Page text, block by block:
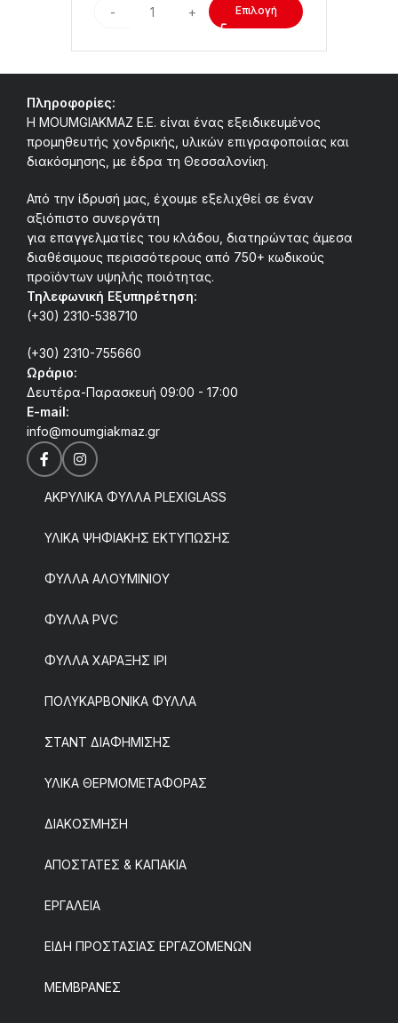
Επιλογή
Πληροφορίες:
Η MOUMGIAKMAZ E.E. είναι ένας εξειδικευμένος
προμηθευτής χονδρικής, υλικών επιγραφοποιίας και
διακόσμησης, με έδρα τη Θεσσαλονίκη.
Από την ίδρυσή μας, έχουμε εξελιχθεί σε έναν
αξιόπιστο συνεργάτη
για επαγγελματίες του κλάδου, διατηρώντας άμεσα
διαθέσιμους περισσότερους από 750+ κωδικούς
προϊόντων υψηλής ποιότητας.
Τηλεφωνική Εξυπηρέτηση:
(+30) 2310-538710
(+30) 2310-755660
Ωράριο:
Δευτέρα-Παρασκευή 09:00 - 17:00
E-mail:
info@moumgiakmaz.gr
ΑΚΡΥΛΙΚΑ ΦΥΛΛΑ PLEXIGLASS
ΥΛΙΚΑ ΨΗΦΙΑΚΗΣ ΕΚΤΥΠΩΣΗΣ
ΦΥΛΛΑ ΑΛΟΥΜΙΝΙΟΥ
ΦΥΛΛΑ PVC
ΦΥΛΛΑ ΧΑΡΑΞΗΣ IPI
ΠΟΛΥΚΑΡΒΟΝΙΚΑ ΦΥΛΛΑ
ΣΤΑΝΤ ΔΙΑΦΗΜΙΣΗΣ
ΥΛΙΚΑ ΘΕΡΜΟΜΕΤΑΦΟΡΑΣ
ΔΙΑΚΟΣΜΗΣΗ
ΑΠΟΣΤΑΤΕΣ & ΚΑΠΑΚΙΑ
ΕΡΓΑΛΕΙΑ
ΕΙΔΗ ΠΡΟΣΤΑΣΙΑΣ ΕΡΓΑΖΟΜΕΝΩΝ
ΜΕΜΒΡΑΝΕΣ